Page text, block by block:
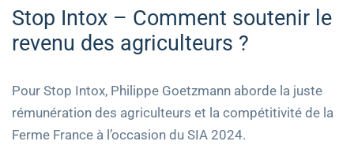
Stop Intox – Comment soutenir le
revenu des agriculteurs ?
Pour Stop Intox, Philippe Goetzmann aborde la juste
rémunération des agriculteurs et la compétitivité de la
Ferme France à l’occasion du SIA 2024.